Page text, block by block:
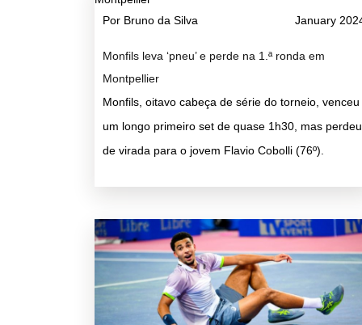
Por Bruno da Silva January
Monfils leva ‘pneu’ e perde na 1.ª ronda em
Montpellier
Monfils, oitavo cabeça de série do torneio, venceu
um longo primeiro set de quase 1h30, mas perdeu
de virada para o jovem Flavio Cobolli (76º).